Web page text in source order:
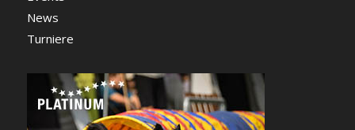
News
Turniere